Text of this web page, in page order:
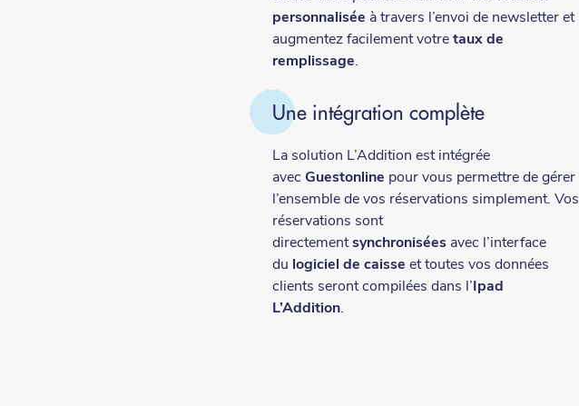
personnalisée à travers l’envoi de newsletter et
augmentez facilement votretaux de
remplissage.
Une intégration complète
La solution L’Addition est intégrée
avec Guestonline pour vous permettre de gérer
l’ensemble de vos réservations simplement. Vos
réservations sont
directementsynchronisées avec l’interface
du logiciel de caisse et toutes vos données
clients seront compilées dans l’Ipad
L’Addition.